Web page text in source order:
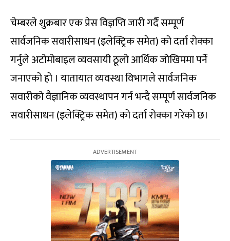
चेम्बरले शुक्रबार एक प्रेस विज्ञप्ति जारी गर्दै सम्पूर्ण
सार्वजनिक सवारीसाधन (इलेक्ट्रिक समेत) को दर्ता रोक्का
गर्नुले अटोमोबाइल व्यवसायी ठूलो आर्थिक जोखिममा पर्ने
जनाएको हो । यातायात व्यवस्था विभागले सार्वजनिक
सवारीको वैज्ञानिक व्यवस्थापन गर्न भन्दै सम्पूर्ण सार्वजनिक
सवारीसाधन (इलेक्ट्रिक समेत) को दर्ता रोक्का गरेको छ।